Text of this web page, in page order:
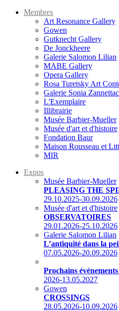
Membres
Art Resonance Gallery
Gowen
Gutknecht Gallery
De Jonckheere
Galerie Salomon Lilian
MABE Gallery
Opera Gallery
Rosa Turetsky Art
Galerie Sonia
L'Exemplaire
Illibrairie
Musée Barbier-Mueller
Musée d'art et d'histoire
Fondation Baur
Maison Rousseau et
MIR
Expos
Musée Barbier-Mueller
PLEASING THE
29.10.2025-30.09.2026
Musée d'art et d'histoire
OBSERVATOIRES
29.01.2026-25.10.2026
Galerie Salomon Lilian
L’antiquité dans la
07.05.2026-20.09.2026
Prochains
2026-13.05.2027
Gowen
CROSSINGS
28.05.2026-10.09.2026